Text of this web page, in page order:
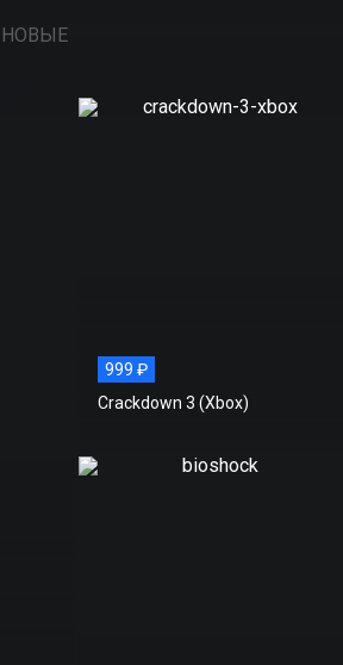
НОВЫЕ
999 ₽
Crackdown 3 (Xbox)